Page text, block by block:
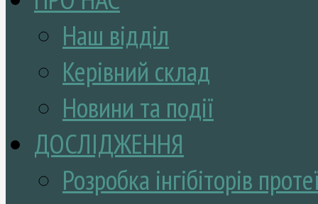
Наш відділ
Керівний склад
Новини та події
ДОСЛІДЖЕННЯ
Розробка інгібіторів